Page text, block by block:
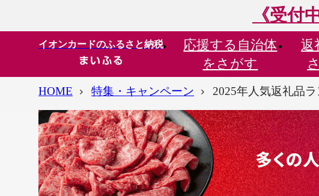
《受付
イオンカードのふるさと納税 応援する 自治体
をさがす
返
HOME
特集・キャンペーン 2025年人気返礼品